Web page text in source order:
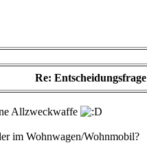
Re: Entscheidungsfrage
Allzweckwaffe
im Wohnwagen/Wohnmobil?